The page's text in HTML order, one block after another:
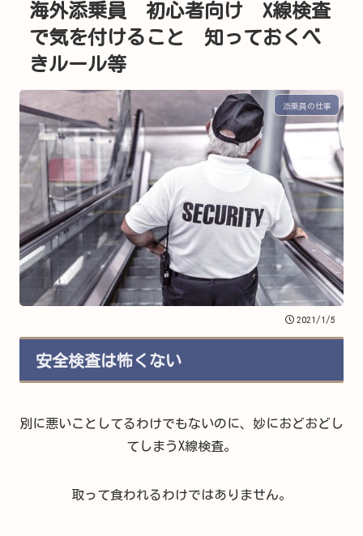
海外添乗員 初心者向け X線検査
で気を付けること 知っておくべ
きルール等
添乗員の仕事
2021/1/5
安全検査は怖くない
別に悪いことしてるわけでもないのに、妙におどおどし
てしまうX線検査。
取って食われるわけではありません。